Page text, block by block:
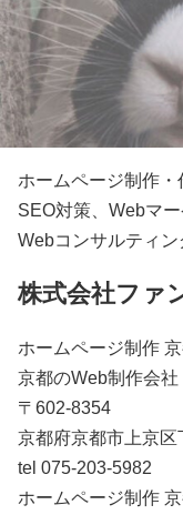
ホームページ制作・
SEO対策、Webマ
Webコンサルティン
株式会社ファ
ホームページ制作
京都のWeb制作会社
〒602-8354
京都府京都市上京区
tel 075-203-5982
ホームページ制作